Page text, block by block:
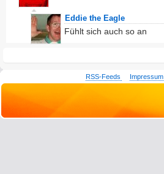
Eddie the Eagle
Fühlt sich auch so an
RSS-Feeds Impressum